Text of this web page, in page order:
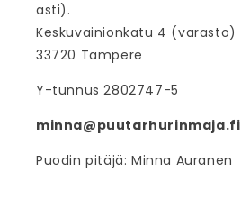
asti).
Keskuvainionkatu 4 (varasto)
33720 Tampere
Y-tunnus 2802747-5
minna@puutarhurinmaja.fi
Puodin pitäjä: Minna Auranen